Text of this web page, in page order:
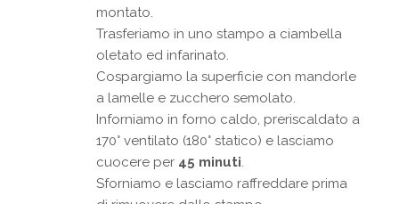
montato.
Trasferiamo in uno stampo a ciambella
oletato ed infarinato.
Cospargiamo la superficie con mandorle
a lamelle e zucchero semolato.
Inforniamo in forno caldo, preriscaldato a
170° ventilato (180° statico) e lasciamo
cuocere per 45 minuti.
Sforniamo e lasciamo raffreddare prima